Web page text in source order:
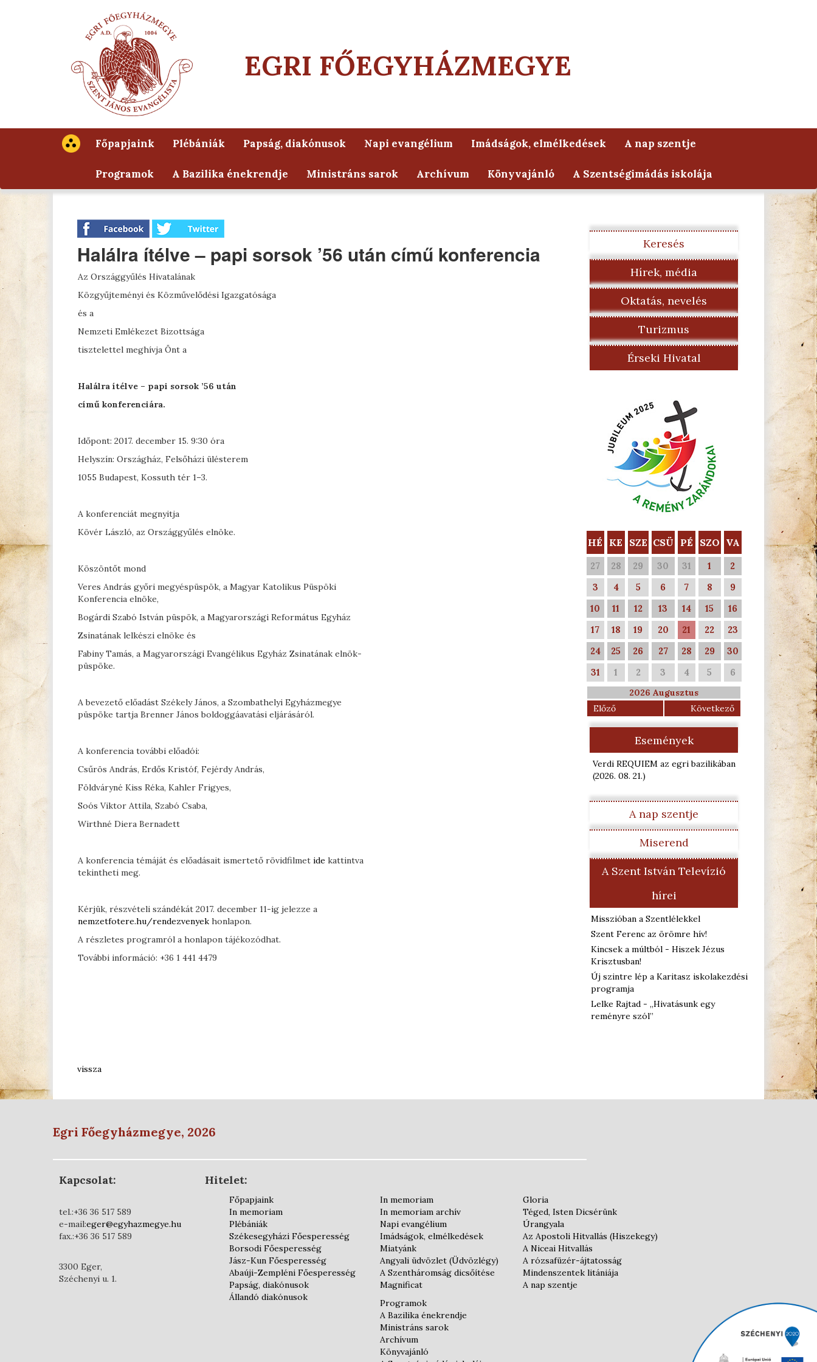
EGRI FŐEGYHÁZMEGYE
Főpapjaink Plébániák Papság, diakónusok Napi evangélium Imádságok, elmélkedések A nap szentje
Programok A Bazilika énekrendje Ministráns sarok Archívum Könyvajánló A Szentségimádás iskolája
Halálra ítélve – papi sorsok ’56 után című konferencia
Az Országgyűlés Hivatalának
Közgyűjteményi és Közművelődési Igazgatósága
és a
Nemzeti Emlékezet Bizottsága
tisztelettel meghívja Önt a
Halálra ítélve – papi sorsok ’56 után
című konferenciára.
Időpont: 2017. december 15. 9:30 óra
Helyszín: Országház, Felsőházi ülésterem
1055 Budapest, Kossuth tér 1–3.
A konferenciát megnyitja
Kövér László, az Országgyűlés elnöke.
Köszöntőt mond
Veres András győri megyéspüspök, a Magyar Katolikus Püspöki
Konferencia elnöke,
Bogárdi Szabó István püspök, a Magyarországi Református Egyház
Zsinatának lelkészi elnöke és
Fabiny Tamás, a Magyarországi Evangélikus Egyház Zsinatának elnök-
püspöke.
A bevezető előadást Székely János, a Szombathelyi Egyházmegye
püspöke tartja Brenner János boldoggáavatási eljárásáról.
A konferencia további előadói:
Csűrös András, Erdős Kristóf, Fejérdy András,
Földváryné Kiss Réka, Kahler Frigyes,
Soós Viktor Attila, Szabó Csaba,
Wirthné Diera Bernadett
A konferencia témáját és előadásait ismertető rövidfilmet ide kattintva
tekintheti meg.
Kérjük, részvételi szándékát 2017. december 11-ig jelezze a
nemzetfotere.hu/rendezvenyek honlapon.
A részletes programról a honlapon tájékozódhat.
További információ: +36 1 441 4479
vissza
Keresés
Hírek, média
Oktatás, nevelés
Turizmus
Érseki Hivatal
HÉ KE SZE CSÜ PÉ SZO VA
27 28 29 30 31 1
2
3
4 5 6 7 8
9
10
11 12 13 14 15
16
17
18 19 20 21 22
23
24
25 26 27 28 29
30
31
1 2 3 4 5 6
2026 Augusztus
Előző
Következő
Események
Verdi REQUIEM az egri bazilikában
(2026. 08. 21.)
A nap szentje
Miserend
A Szent István Televízió
hírei
Misszióban a Szentlélekkel
Szent Ferenc az örömre hív!
Kincsek a múltból - Hiszek Jézus
Krisztusban!
Új szintre lép a Karitasz iskolakezdési
programja
Lelke Rajtad - „Hivatásunk egy
reményre szól”
Egri Főegyházmegye, 2026
Kapcsolat:
tel.:+36 36 517 589
e-mail:eger@egyhazmegye.hu
fax.:+36 36 517 589
3300 Eger,
Széchenyi u. 1.
Hitelet:
Főpapjaink
In memoriam
Plébániák
Székesegyházi Főesperesség
Borsodi Főesperesség
Jász-Kun Főesperesség
Abaúji-Zempléni Főesperesség
Papság, diakónusok
Állandó diakónusok
In memoriam
In memoriam archív
Napi evangélium
Imádságok, elmélkedések
Miatyánk
Angyali üdvözlet (Üdvözlégy)
A Szentháromság dicsőítése
Magnificat
Gloria
Téged, Isten Dicsérünk
Úrangyala
Az Apostoli Hitvallás (Hiszekegy)
A Niceai Hitvallás
A rózsafüzér-ájtatosság
Mindenszentek litániája
A nap szentje
Programok
A Bazilika énekrendje
Ministráns sarok
Archívum
Könyvajánló